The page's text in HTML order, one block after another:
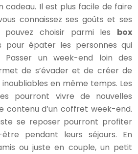
cadeau. Il est plus facile de faire
connaissez ses goûts et ses
pouvez choisir parmi les box
pour épater les personnes qui
Passer un week-end loin des
de s’évader et de créer de
inoubliables en même temps. Les
pourront vivre de nouvelles
contenu d’un coffret week-end.
se reposer pourront profiter
pendant leurs séjours. En
ou juste en couple, un petit